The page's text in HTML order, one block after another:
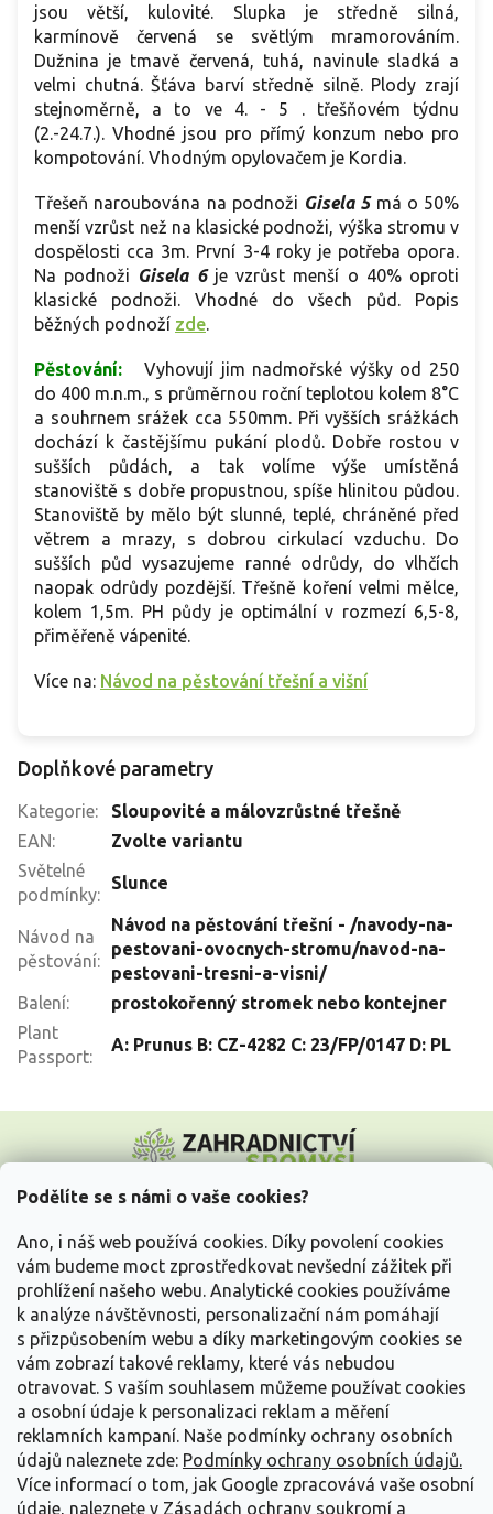
Podělíte se s námi o vaše cookies?
Ano, i náš web používá cookies. Díky povolení cookies
vám budeme moct zprostředkovat nevšední zážitek při
prohlížení našeho webu. Analytické cookies používáme
k analýze návštěvnosti, personalizační nám pomáhají
s přizpůsobením webu a díky marketingovým cookies se
vám zobrazí takové reklamy, které vás nebudou
otravovat. S vaším souhlasem můžeme používat cookies
a osobní údaje k personalizaci reklam a měření
reklamních kampaní. Naše podmínky ochrany osobních
údajů naleznete zde: Podmínky ochrany osobních údajů.
Více informací o tom, jak Google zpracovává vaše osobní
údaje, naleznete v Zásadách ochrany soukromí a
jsou větší, kulovité. Slupka je středně silná,
karmínově červená se světlým mramorováním.
Dužnina je tmavě červená, tuhá, navinule sladká a
velmi chutná. Šťáva barví středně silně. Plody zrají
stejnoměrně, a to ve 4. - 5 . třešňovém týdnu
(2.-24.7.). Vhodné jsou pro přímý konzum nebo pro
kompotování. Vhodným opylovačem je Kordia.
Třešeň naroubována na podnoži Gisela 5má o 50%
menší vzrůst než na klasické podnoži, výška stromu v
dospělosti cca 3m. První 3-4 roky je potřeba opora.
Na podnoži Gisela 6je vzrůst menší o 40% oproti
klasické podnoži. Vhodné do všech půd. Popis
běžných podnoží zde.
Pěstování: Vyhovují jim nadmořské výšky od 250
do 400 m.n.m., s průměrnou roční teplotou kolem 8°C
a souhrnem srážek cca 550mm. Při vyšších srážkách
dochází k častějšímu pukání plodů. Dobře rostou v
sušších půdách, a tak volíme výše umístěná
stanoviště s dobře propustnou, spíše hlinitou půdou.
Stanoviště by mělo být slunné, teplé, chráněné před
větrem a mrazy, s dobrou cirkulací vzduchu. Do
sušších půd vysazujeme ranné odrůdy, do vlhčích
naopak odrůdy pozdější. Třešně koření velmi mělce,
kolem 1,5m. PH půdy je optimální v rozmezí 6,5-8,
přiměřeně vápenité.
Více na: Návod na pěstování třešní a višní
Doplňkové parametry
Kategorie:
Sloupovité a málovzrůstné třešně
EAN:
Zvolte variantu
Světelné
podmínky:
Slunce
Návod na
pěstování:
Návod na pěstování třešní - /navody-na-
pestovani-ovocnych-stromu/navod-na-
pestovani-tresni-a-visni/
Balení:
prostokořenný stromek nebo kontejner
Plant
Passport:
A: Prunus B: CZ-4282 C: 23/FP/0147 D: PL
p
Vše o nákupu
Informace pro Vás
Kontakujte nás